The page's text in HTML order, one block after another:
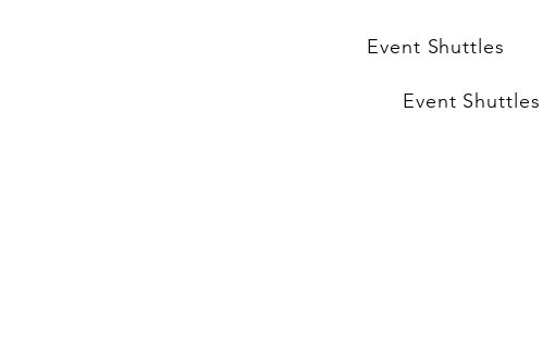
Event Shuttles
Event Shuttles